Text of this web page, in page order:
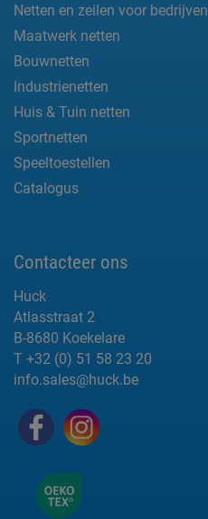
Netten en zeilen voor bedrijven
Maatwerk netten
Bouwnetten
Industrienetten
Huis & Tuin netten
Sportnetten
Speeltoestellen
Catalogus
Contacteer ons
Huck
Atlasstraat 2
B-8680 Koekelare
T +32 (0) 51 58 23 20
info.sales@huck.be